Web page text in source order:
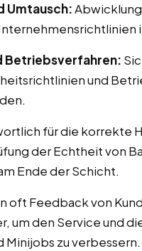
Umtausch:
Betriebsverfahren:
und
für die korrekte
der Echtheit von
Ende der Schicht.
oft Feedback von
um den Service und
zu verbessern.